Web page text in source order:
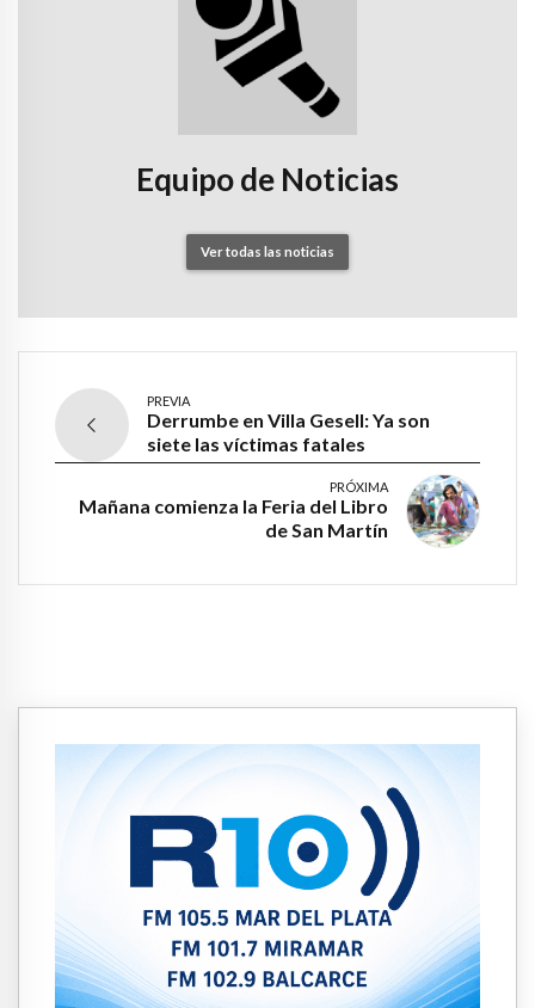
Equipo de Noticias
Ver todas las noticias
PREVIA
Derrumbe en Villa Gesell: Ya son
siete las víctimas fatales
PRÓXIMA
Mañana comienza la Feria del Libro
de San Martín